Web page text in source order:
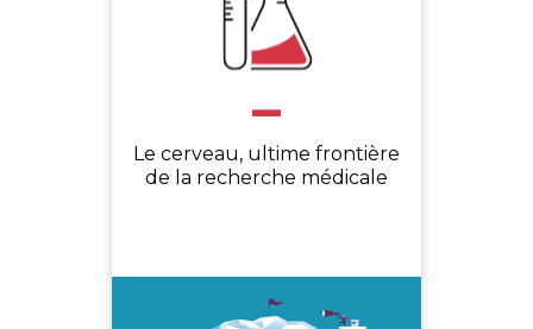
-
Le cerveau, ultime frontière
de la recherche médicale